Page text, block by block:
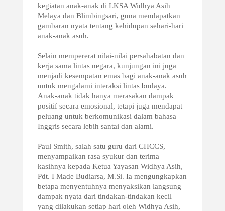
kegiatan anak-anak di LKSA Widhya Asih
Melaya dan Blimbingsari, guna mendapatkan
gambaran nyata tentang kehidupan sehari-hari
anak-anak asuh.
Selain mempererat nilai-nilai persahabatan dan
kerja sama lintas negara, kunjungan ini juga
menjadi kesempatan emas bagi anak-anak asuh
untuk mengalami interaksi lintas budaya.
Anak-anak tidak hanya merasakan dampak
positif secara emosional, tetapi juga mendapat
peluang untuk berkomunikasi dalam bahasa
Inggris secara lebih santai dan alami.
Paul Smith, salah satu guru dari CHCCS,
menyampaikan rasa syukur dan terima
kasihnya kepada Ketua Yayasan Widhya Asih,
Pdt. I Made Budiarsa, M.Si. Ia mengungkapkan
betapa menyentuhnya menyaksikan langsung
dampak nyata dari tindakan-tindakan kecil
yang dilakukan setiap hari oleh Widhya Asih,